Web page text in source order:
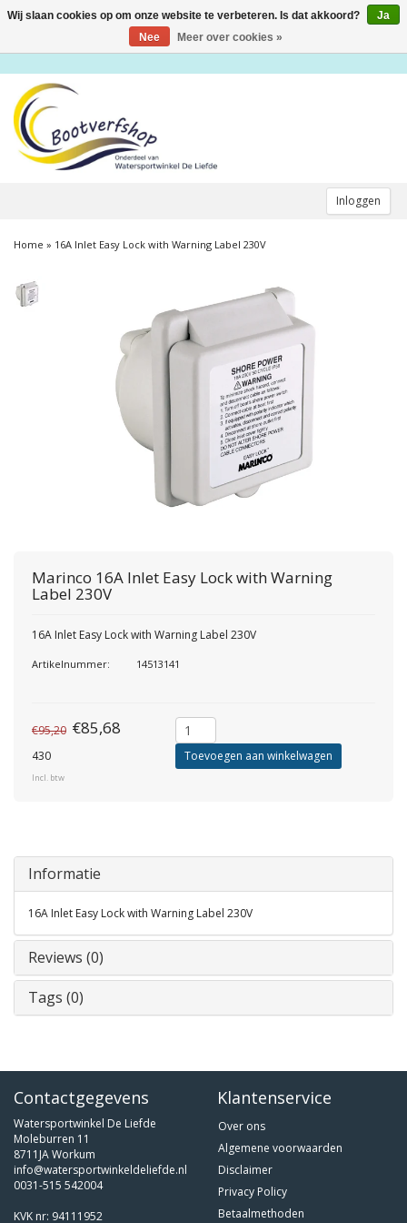
Inloggen
Toggle
Home » 16A Inlet Easy Lock with Warning Label 230V
Marinco 16A Inlet Easy Lock with Warning
Label 230V
16A Inlet Easy Lock with Warning Label 230V
Artikelnummer: 14513141
€95,20 €85,68
430
Incl. btw
Toevoegen aan winkelwagen
Informatie
16A Inlet Easy Lock with Warning Label 230V
Reviews (0)
Tags (0)
Contactgegevens
Watersportwinkel De Liefde
Moleburren 11
8711JA Workum
info@watersportwinkeldeliefde.nl
0031-515 542004
KVK nr: 94111952
Klantenservice
Over ons
Algemene voorwaarden
Disclaimer
Privacy Policy
Betaalmethoden
Wij slaan cookies op om onze website te verbeteren. Is dat akkoord?
Ja
Nee
Meer over cookies »